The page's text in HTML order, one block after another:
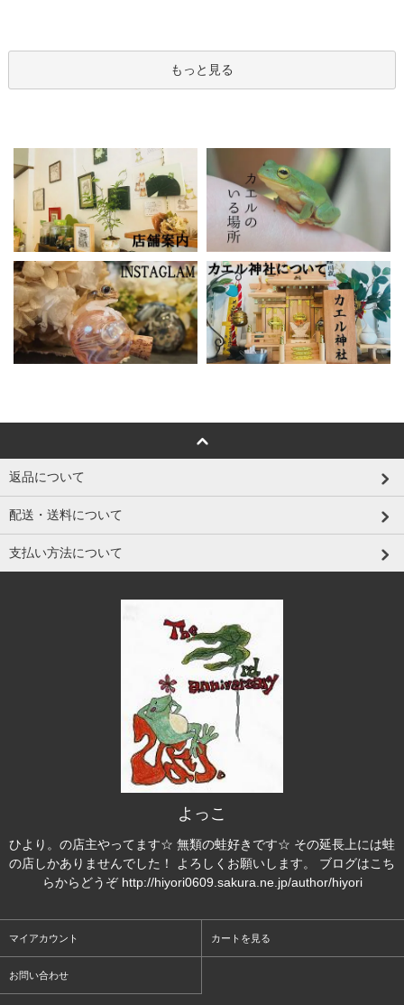
もっと見る
返品について
配送・送料について
支払い方法について
よっこ
ひより。の店主やってます☆ 無類の蛙好きです☆ その延長上には蛙
の店しかありませんでした！ よろしくお願いします。 ブログはこち
らからどうぞ http://hiyori0609.sakura.ne.jp/author/hiyori
マイアカウント カートを見る
お問い合わせ